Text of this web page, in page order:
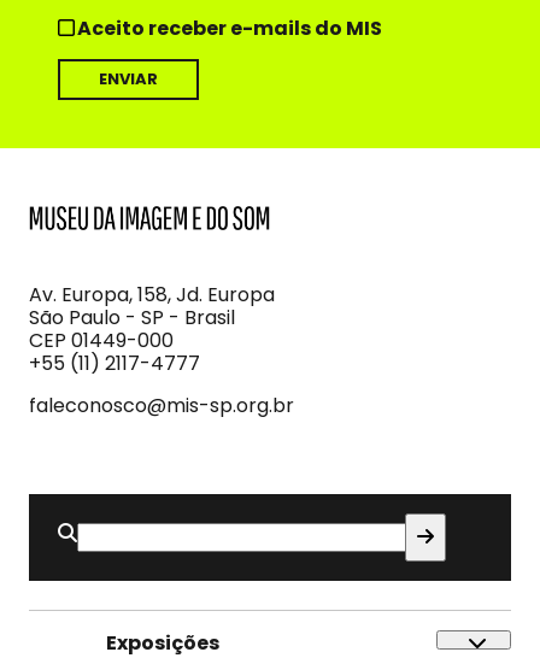
Aceito receber e-mails do MIS
Imagem
e
do
Som
Av. Europa, 158, Jd. Europa
São Paulo - SP - Brasil
CEP 01449-000
+55 (11) 2117-4777
faleconosco@mis-sp.org.br
Buscar
por:
Exposições